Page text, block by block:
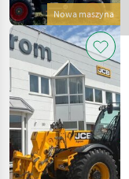
Nowa maszyna